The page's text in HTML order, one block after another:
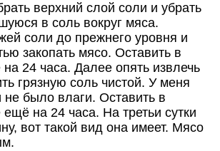
верхний слой соли и убрать
в соль вокруг мяса.
соли до прежнего уровня и
закопать мясо. Оставить в
24 часа. Далее опять извлечь
грязную соль чистой. У меня
не было влаги. Оставить в
на 24 часа. На третьи сутки
вот такой вид она имеет. Мясо